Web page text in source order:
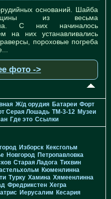
оснований. Шайба
из весьма
С них начиналось
на них устанавливались
пороховые погреба
фото ->
Ж/д орудия Батареи Форт
Серая Лошадь TM-3-12 Музеи
Где это Ссылки
Изборск Кексгольм
Новгород Петропавловка
Старая Ладога Тихвин
Кюменлинна
Турку Хамина Хямеенлинна
Фредрикстен Хегра
Иерусалим Кесария